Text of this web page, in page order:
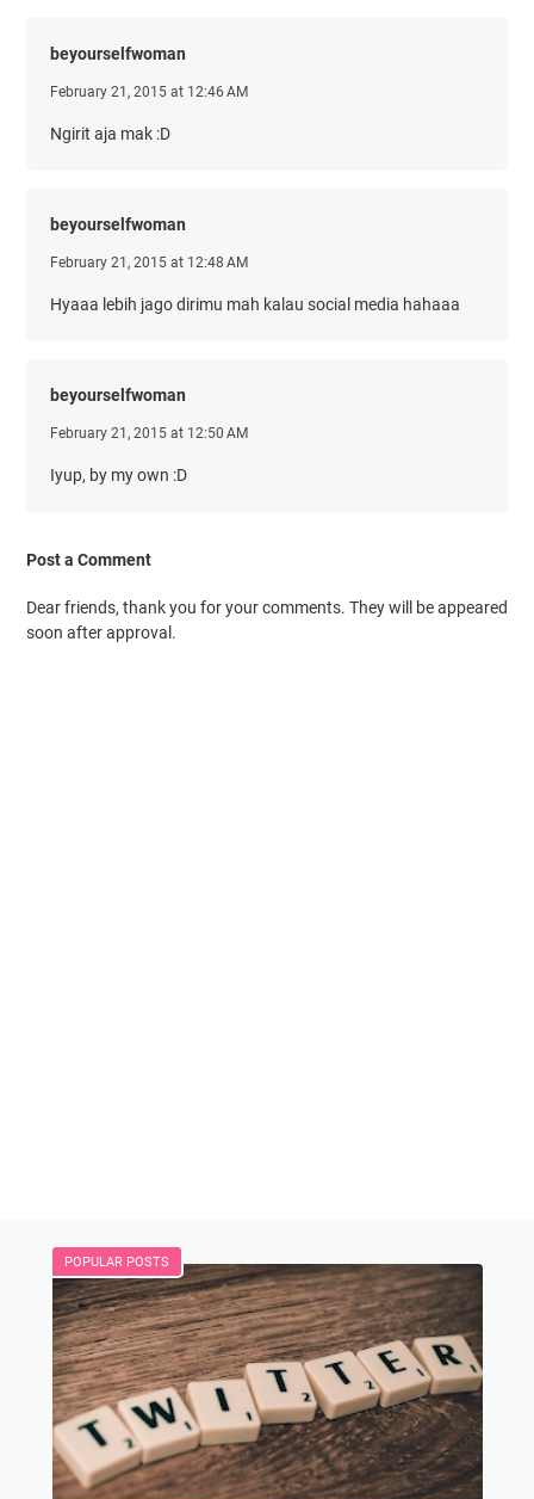
beyourselfwoman
February 21, 2015 at 12:46 AM
Ngirit aja mak :D
beyourselfwoman
February 21, 2015 at 12:48 AM
Hyaaa lebih jago dirimu mah kalau social media hahaaa
beyourselfwoman
February 21, 2015 at 12:50 AM
Iyup, by my own :D
Post a Comment
Dear friends, thank you for your comments. They will be appeared
soon after approval.
POPULAR POSTS